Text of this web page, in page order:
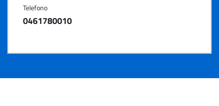
Telefono
0461780010